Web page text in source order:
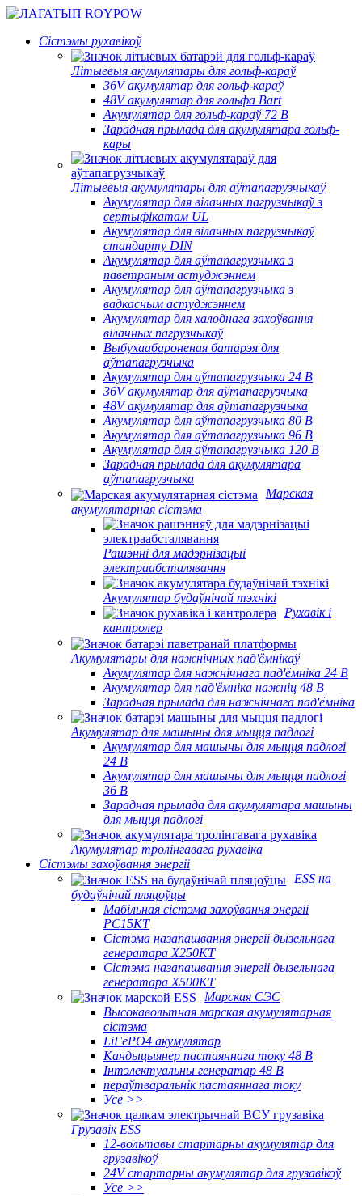
Сістэмы рухавікоў
Літыевыя акумулятары для гольф-караў
36V акумулятар для гольф-караў
48V акумулятар для гольфа Bart
Акумулятар для гольф-караў 72 В
Зарадная прылада для акумулятара гольф-
кары
Літыевыя акумулятары для аўтапагрузчыкаў
Акумулятар для вілачных пагрузчыкаў з
сертыфікатам UL
Акумулятар для вілачных пагрузчыкаў
стандарту DIN
Акумулятар для аўтапагрузчыка з
паветраным астуджэннем
Акумулятар для аўтапагрузчыка з
вадкасным астуджэннем
Акумулятар для халоднага захоўвання
вілачных пагрузчыкаў
Выбухаабароненая батарэя для
аўтапагрузчыка
Акумулятар для аўтапагрузчыка 24 В
36V акумулятар для аўтапагрузчыка
48V акумулятар для аўтапагрузчыка
Акумулятар для аўтапагрузчыка 80 В
Акумулятар для аўтапагрузчыка 96 В
Акумулятар для аўтапагрузчыка 120 В
Зарадная прылада для акумулятара
аўтапагрузчыка
Марская
акумулятарная сістэма
Рашэнні для мадэрнізацыі
электраабсталявання
Акумулятар будаўнічай тэхнікі
Рухавік і
кантролер
Акумулятары для нажнічных пад'ёмнікаў
Акумулятар для нажнічнага пад'ёмніка 24 В
Акумулятар для пад'ёмніка нажніц 48 В
Зарадная прылада для нажнічнага пад'ёмніка
Акумулятар для машыны для мыцця падлогі
Акумулятар для машыны для мыцця падлогі
24 В
Акумулятар для машыны для мыцця падлогі
36 В
Зарадная прылада для акумулятара машыны
для мыцця падлогі
Акумулятар тролінгавага рухавіка
Сістэмы захоўвання энергіі
ESS на
будаўнічай пляцоўцы
Мабільная сістэма захоўвання энергіі
PC15KT
Сістэма назапашвання энергіі дызельнага
генератара X250KT
Сістэма назапашвання энергіі дызельнага
генератара X500KT
Марская СЭС
Высокавольтная марская акумулятарная
сістэма
LiFePO4 акумулятар
Кандыцыянер пастаяннага току 48 В
Інтэлектуальны генератар 48 В
пераўтваральнік пастаяннага току
Усе >>
Грузавік ESS
12-вольтавы стартарны акумулятар для
грузавікоў
24V стартарны акумулятар для грузавікоў
Усе >>